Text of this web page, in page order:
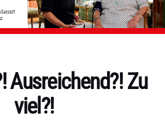
Ausreichend?! Zu
viel?!